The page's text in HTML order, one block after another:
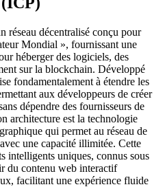
réseau décentralisé conçu pour
Mondial », fournissant une
héberger des logiciels, des
sur la blockchain. Développé
fondamentalement à étendre les
aux développeurs de créer
dépendre des fournisseurs de
architecture est la technologie
qui permet au réseau de
une capacité illimitée. Cette
intelligents uniques, connus sous
du contenu web interactif
facilitant une expérience fluide